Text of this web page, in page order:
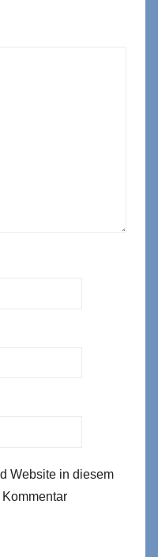
Website in diesem